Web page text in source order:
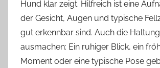
Hund klar zeigt. Hilfreich ist eine
der Gesicht, Augen und typische
gut erkennbar sind. Auch die
ausmachen: Ein ruhiger Blick, ein
Moment oder eine typische Pose